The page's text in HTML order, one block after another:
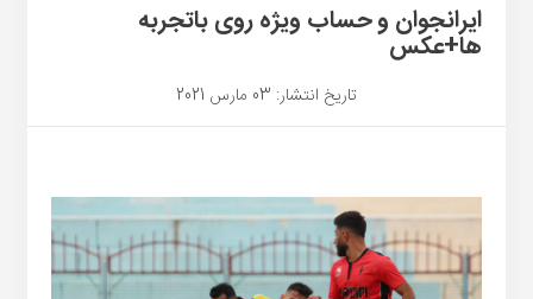
ایرانجوان و حساب ویژه روی باتجربه
ها+عکس
تاریخ انتشار: 03 مارس 2021